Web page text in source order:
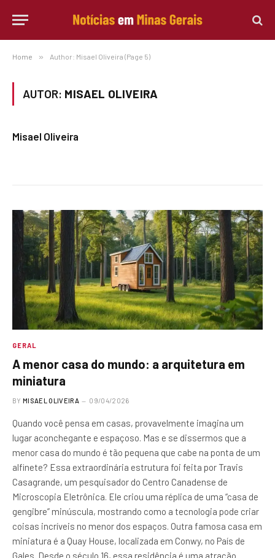
Home » Author: Misael Oliveira (Page 5)
AUTOR: MISAEL OLIVEIRA
Misael Oliveira
GERAL
A menor casa do mundo: a arquitetura em
miniatura
BY MISAEL OLIVEIRA 09/04/2026
Quando você pensa em casas, provavelmente imagina um
lugar aconchegante e espaçoso. Mas e se dissermos que a
menor casa do mundo é tão pequena que cabe na ponta de um
alfinete? Essa extraordinária estrutura foi feita por Travis
Casagrande, um pesquisador do Centro Canadense de
Microscopia Eletrônica. Ele criou uma réplica de uma “casa de
gengibre” minúscula, mostrando como a tecnologia pode criar
coisas incríveis no menor dos espaços. Outra famosa casa em
miniatura é a Quay House, localizada em Conwy, no País de
Gales. Desde o século 16, essa residência é uma atração